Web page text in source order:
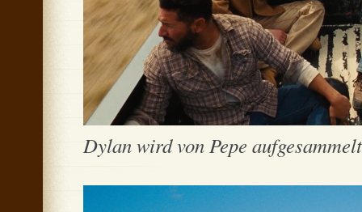
Dylan wird von Pepe